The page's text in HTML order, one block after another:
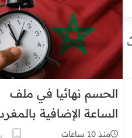
الحسم نهائيا في ملف
الساعة الإضافية
هذا موعد العودة إلى
منذ 10 ساعات